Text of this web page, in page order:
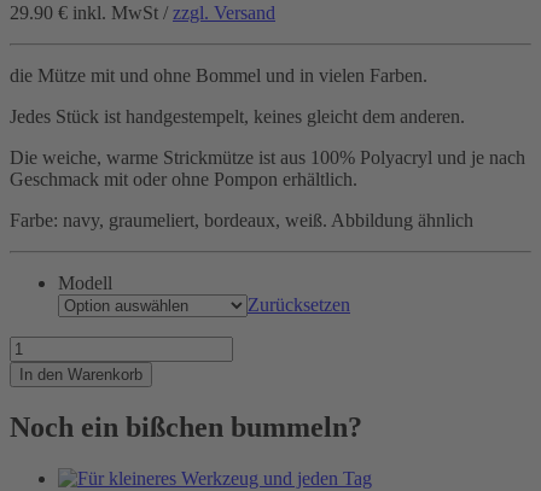
29.90 € inkl. MwSt / zzgl. Versand
die Mütze mit und ohne Bommel und in vielen Farben.
Jedes Stück ist handgestempelt, keines gleicht dem anderen.
Die weiche, warme Strickmütze ist aus 100% Polyacryl und je nach
Geschmack mit oder ohne Pompon erhältlich.
Farbe: navy, graumeliert, bordeaux, weiß. Abbildung ähnlich
Modell
Zurücksetzen
Für
den
KPTN
jetzt
In den Warenkorb
Noch ein bißchen bummeln?